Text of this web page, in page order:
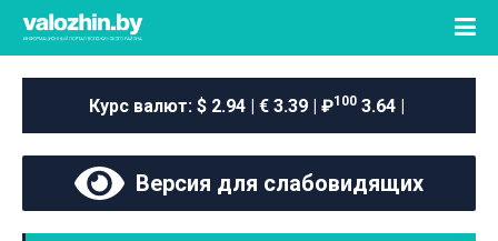
Курс валют: $ 2.94 | € 3.39 | ₽100 3.64 |
Версия для слабовидящих